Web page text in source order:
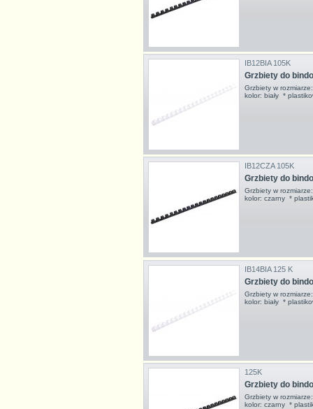
IB12BIA 105K
Grzbiety do
Grzbiety w
kolor: biały *
IB12CZA 105K
Grzbiety do
Grzbiety w
kolor: czarny *
IB14BIA 125 K
Grzbiety do
Grzbiety w
kolor: biały *
125K
Grzbiety do
Grzbiety w
kolor: czarny *